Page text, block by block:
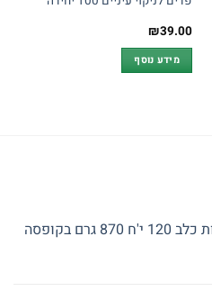
₪39.00
מידע נוסף
בקופסה